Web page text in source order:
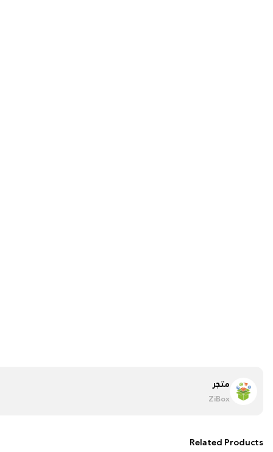
متجر
ZiBox
Related Products